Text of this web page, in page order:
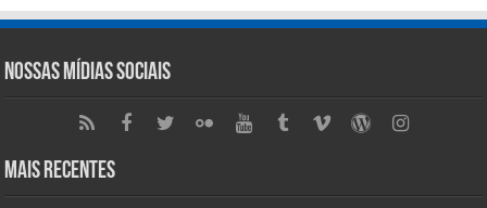
Nossas Mídias Sociais
Mais Recentes